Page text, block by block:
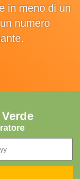
in meno di un
numero